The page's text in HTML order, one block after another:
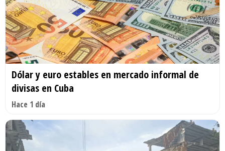
Dólar y euro estables en mercado informal de
divisas en Cuba
Hace 1 día